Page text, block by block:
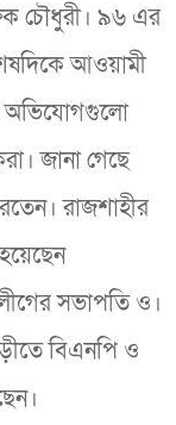
চৌধুরী। ৯৬ এর
আওয়ামী
অভিযোগগুলো
জানা গেছে
রাজশাহীর
সভাপতি ও।
বিএনপি ও